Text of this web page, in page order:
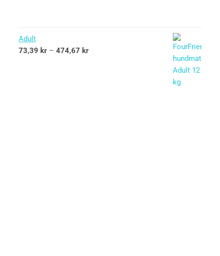
Adult
73,39 kr – 474,67 kr